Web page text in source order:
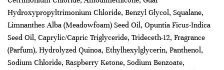
Hydroxypropyltrimonium Chloride, Benzyl Glycol, Squalane,
Limnanthes Alba (Meadowfoam) Seed Oil, Opuntia Ficus-Indica
Seed Oil, Caprylic/Capric Triglyceride, Trideceth-12, Fragrance
(Parfum), Hydrolyzed Quinoa, Ethylhexylglycerin, Panthenol,
Sodium Chloride, Raspberry Ketone, Sodium Benzoate,